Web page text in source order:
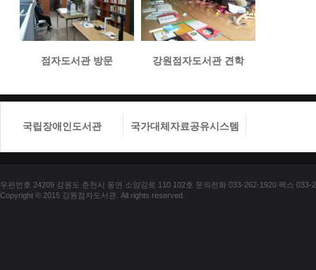
점자도서관 방문 강원점자도서관 견학
국립장애인도서관 국가대체자료공유시스템
우편번호 24209 강원도 춘천시 동면 소양강로 110 102호 문의전화 033-262-1920 팩스 033-
Copyright © 2015 강원점자도서관. All rights reserved.